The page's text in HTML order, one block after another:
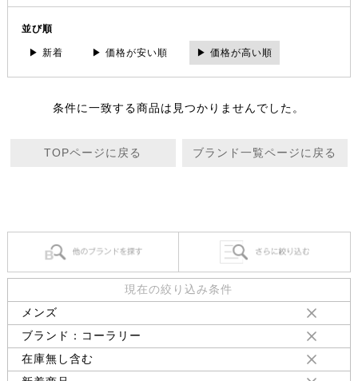
並び順
▶ 新着 ▶ 価格が安い順 ▶ 価格が高い順
条件に一致する商品は見つかりませんでした。
TOPページに戻る ブランド一覧ページに戻る
現在の絞り込み条件
メンズ
ブランド：コーラリー
在庫無し含む